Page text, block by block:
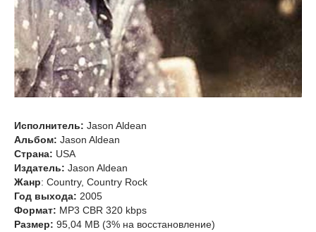
Исполнитель: Jason Aldean
Альбом: Jason Aldean
Страна: USA
Издатель: Jason Aldean
Жанр: Country, Country Rock
Год выхода: 2005
Формат: MP3 CBR 320 kbps
Размер: 95,04 MB (3% на восстановление)